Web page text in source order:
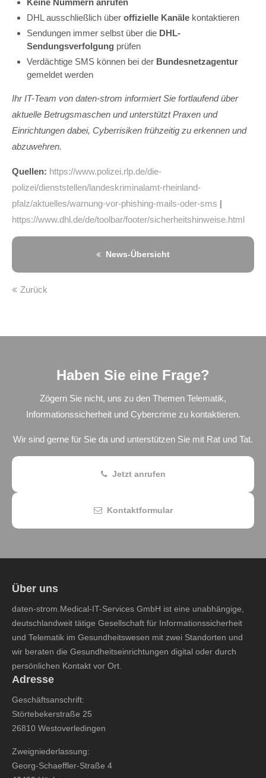
Keine Nummern anrufen
DHL ausschließlich über offizielle Kanäle kontaktieren
Sendungen immer selbst über die DHL-
Sendungsverfolgung prüfen
Verdächtige SMS können bei der Bundesnetzagentur
gemeldet werden
Ihr IT-Team von daten-strom informiert Sie fortlaufend über
aktuelle Betrugsmaschen und unterstützt Praxen und
Einrichtungen dabei, Cyberrisiken frühzeitig zu erkennen und
abzuwehren.
Quellen: https://www.polizei.rlp.de/die-
polizei/dienststellen/landeskriminalamt-rheinland-
pfalz/aktuelles/warnung-vor-phishing-mails-oder-sms |
https://www.dhl.de/de/toolbar/footer/sicherheitshinweise.html
News-Übersicht
Zurück
Haben Sie eine Frage?
Zögern Sie nicht, uns zu den Themen Telematik,
Informationssicherheit und Cybercrime zu kontaktieren.
Wir sind gerne für Sie da und unterstützen Sie mit Rat und Tat.
Jetzt anrufen
Kontaktformular
Über uns
daten-strom.Medical-IT-Services GmbH ist eine unabhängige,
deutschlandweit tätige Gesellschaft für Informationssicherheit
und Telematik im Gesundheitswesen mit zwei Standorten und
wir beraten die Gesundheitseinrichtungen digital oder durch
persönlichen Kontakt vor Ort.
Adresse
Geschäftsanschrift:
Störtebekerstraße 25
26810 Westoverledingen
Zweigniederlassung:
Georg-Schaeffler-Straße 4